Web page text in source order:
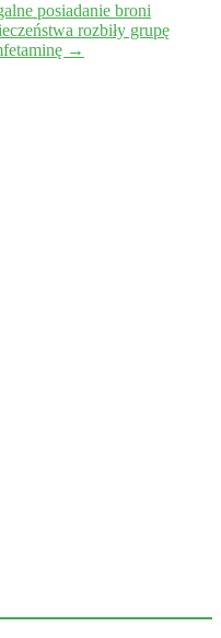
posiadanie broni
rozbiły grupę
→